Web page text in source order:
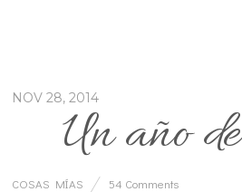
NOV 28, 2014
Un año
COSAS MÍAS 54 Comments